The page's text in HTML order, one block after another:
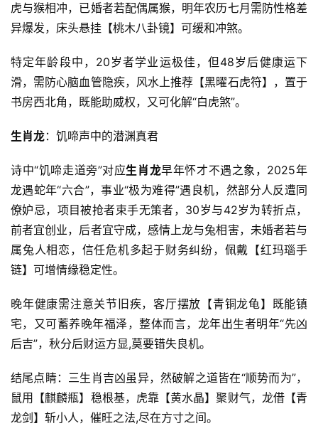
虎与猴相冲，已婚者若配偶属猴，明年农历七月需防性格差
异爆发，床头悬挂【桃木八卦镜】可缓和冲煞。
特定年龄段中，20岁者学业运极佳，但48岁后健康运下
滑，需防心脑血管隐疾，风水上推荐【黑曜石虎符】，置于
书房西北角，既能助威权，又可化解“白虎煞”。
生肖龙：饥啼声中的潜渊真君
诗中“饥啼走道旁”对应生肖龙早年怀才不遇之象，2025年
龙遇蛇年“六合”，事业“极为难得”遇良机，然部分人反遭同
僚妒忌，项目被抢者束手无策者，30岁与42岁为转折点，
前者宜创业，后者宜守成，感情上龙与兔相害，未婚者若与
属兔人相恋，信任危机多起于财务纠纷，佩戴【红玛瑙手
链】可增情缘稳定性。
晚年健康需注意关节旧疾，客厅摆放【青铜龙龟】既能镇
宅，又可蓄养晚年福泽，整体而言，龙年出生者明年“先凶
后吉”，秋分后财运方显,莫要错失良机。
结尾点睛：三生肖吉凶虽异，然破解之道皆在“顺势而为”，
鼠用【麒麟瓶】稳根基，虎靠【黄水晶】聚财气，龙借【青
龙剑】斩小人，催旺之法,尽在方寸之间。